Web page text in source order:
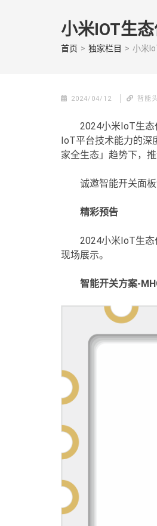
小米IOT生
首页 > 独家栏目 > 小米
2024/04/12 智能
2024小米IoT生
IoT平台技术能力的深
家全生态」趋势下，
诚邀智能开关面
精彩预告
2024小米IoT生态
现场展示。
智能开关方案-